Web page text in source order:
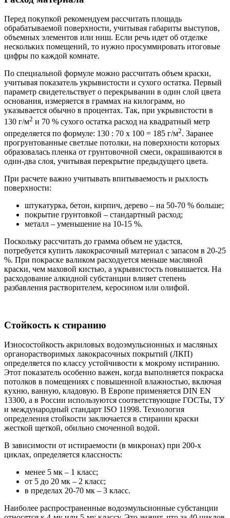
Перед покупкой рекомендуем рассчитать площадь
обрабатываемой поверхности, учитывая габариты выступов,
объемных элементов или ниш. Если речь идет об отделке
нескольких помещений, то нужно просуммировать итоговые
цифры по каждой комнате.
По специальной формуле можно рассчитать объем краски,
учитывая показатель укрывистости и сухого остатка. Первый
параметр свидетельствует о перекрывании в один слой цвета
основания, измеряется в граммах на килограмм, но
указывается обычно в процентах. Так, при укрывистости в
130 г/м2 и 70 % сухого остатка расход на квадратный метр
определяется по формуле: 130 : 70 х 100 = 185 г/м2. Заранее
прогрунтованные светлые потолки, на поверхности которых
образовалась пленка от грунтовочной смеси, окрашиваются в
один-два слоя, учитывая перекрытие предыдущего цвета.
При расчете важно учитывать впитываемость и рыхлость
поверхности:
штукатурка, бетон, кирпич, дерево – на 50-70 % больше;
покрытие грунтовкой – стандартный расход;
металл – уменьшение на 10-15 %.
Поскольку рассчитать до грамма объем не удастся,
потребуется купить лакокрасочный материал с запасом в 20-25
%. При покраске валиком расходуется меньше масляной
краски, чем маховой кистью, а укрывистость повышается. На
расходование алкидной субстанции влияет степень
разбавления растворителем, керосином или олифой.
Стойкость к стиранию
Износостойкость акриловых водоэмульсионных и масляных
органорастворимых лакокрасочных покрытий (ЛКП)
определяется по классу устойчивости к мокрому истиранию.
Этот показатель особенно важен, когда выполняется покраска
потолков в помещениях с повышенной влажностью, включая
кухню, ванную, кладовую. В Европе применяется DIN EN
13300, а в России используются соответствующие ГОСТы, ТУ
и международный стандарт ISO 11998. Технология
определения стойкости заключается в стирании краски
жесткой щеткой, обильно смоченной водой.
В зависимости от истираемости (в микронах) при 200-х
циклах, определяется классность:
менее 5 мк – 1 класс;
от 5 до 20 мк – 2 класс;
в пределах 20-70 мк – 3 класс.
Наиболее распространенные водоэмульсионные субстанции